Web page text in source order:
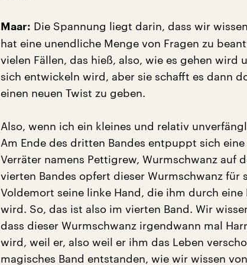
Maar: Die Spannung liegt darin, dass wir
hat eine unendliche Menge von Fragen zu
vielen Fällen, das hieß, also, wie es gehen wird
sich entwickeln wird, aber sie schafft es dann
einen neuen Twist zu geben.
Also, wenn ich ein kleines und relativ
Am Ende des dritten Bandes entpuppt sich
Verräter namens Pettigrew, Wurmschwanz auf
vierten Bandes opfert dieser Wurmschwanz für
Voldemort seine linke Hand, die ihm durch eine
wird. So, das ist also im vierten Band. Wir
dass dieser Wurmschwanz irgendwann mal
wird, weil er, also weil er ihm das Leben
magisches Band entstanden, wie wir wissen